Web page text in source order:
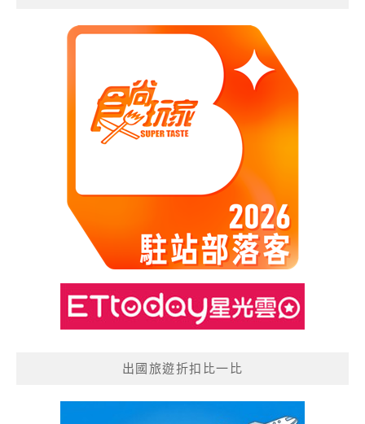
出國旅遊折扣比一比